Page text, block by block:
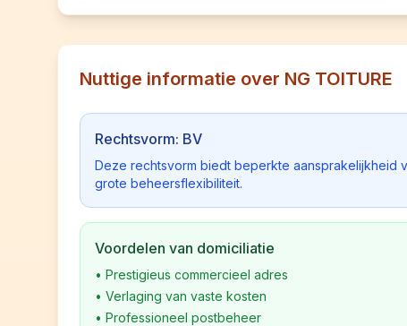
Nuttige informatie over NG TOITURE
Rechtsvorm: BV
Deze rechtsvorm biedt beperkte aansprakelijkheid
grote beheersflexibiliteit.
Voordelen van domiciliatie
• Prestigieus commercieel adres
• Verlaging van vaste kosten
• Professioneel postbeheer